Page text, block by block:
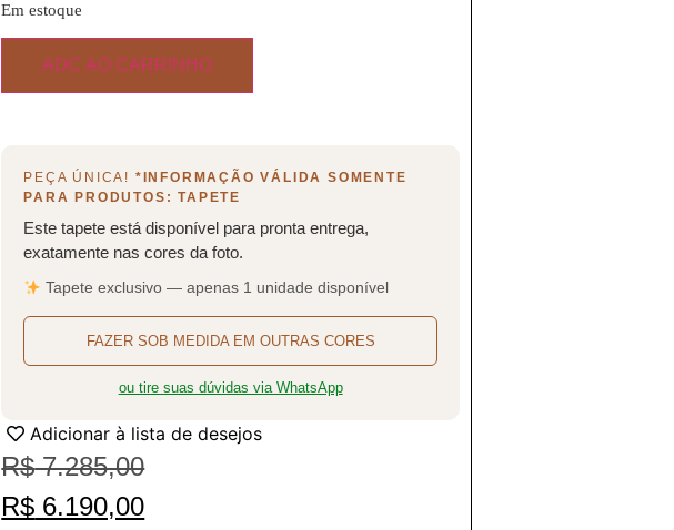
Em estoque
ADC AO CARRINHO
PEÇA ÚNICA! *INFORMAÇÃO VÁLIDA SOMENTE
PARA PRODUTOS: TAPETE
Este tapete está disponível para pronta entrega,
exatamente nas cores da foto.
Tapete exclusivo — apenas 1 unidade disponível
FAZER SOB MEDIDA EM OUTRAS CORES
ou tire suas dúvidas via WhatsApp
Adicionar à lista de desejos
R$7.285,00
R$ 6.190,00